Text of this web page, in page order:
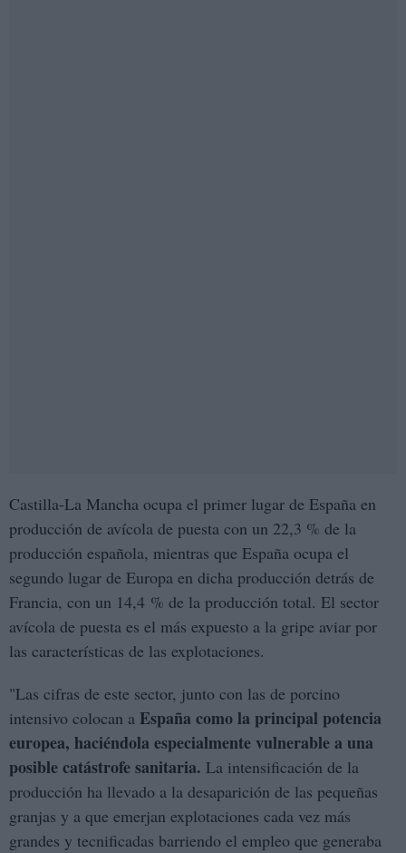
Castilla-La Mancha ocupa el primer lugar de España en
producción de avícola de puesta con un 22,3 % de la
producción española, mientras que España ocupa el
segundo lugar de Europa en dicha producción detrás de
Francia, con un 14,4 % de la producción total. El sector
avícola de puesta es el más expuesto a la gripe aviar por
las características de las explotaciones.
"Las cifras de este sector, junto con las de porcino
intensivo colocan a España como la principal potencia
europea, haciéndola especialmente vulnerable a una
posible catástrofe sanitaria. La intensificación de la
producción ha llevado a la desaparición de las pequeñas
granjas y a que emerjan explotaciones cada vez más
grandes y tecnificadas barriendo el empleo que generaba